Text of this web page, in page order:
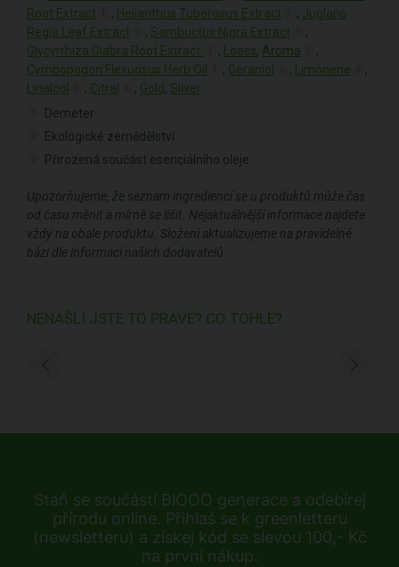
Root Extract
, Helianthus Tuberosus Extract , Juglans
Regia Leaf Extract
, Sambuctus Nigra Extract
,
Glycyrrhiza Glabra Root Extract
, Loess, Aroma
,
Cymbopogon Flexuosus Herb Oil
, Geraniol , Limonene
,
Linalool
, Citral , Gold, Silver
Demeter
Ekologické zemědělství
Přirozená součást esenciálního oleje
Upozorňujeme, že seznam ingrediencí se u produktů může čas
od času měnit a mírně se lišit. Nejaktuálnější informace najdete
vždy na obale produktu. Složení aktualizujeme na pravidelné
bázi dle informací našich dodavatelů.
NENAŠLI JSTE TO PRAVÉ? CO TOHLE?
Staň se součástí BiOOO generace a odebírej
přírodu online. Přihlaš se k greenletteru
(newsletteru) a získej kód se slevou 100,- Kč
na první nákup.